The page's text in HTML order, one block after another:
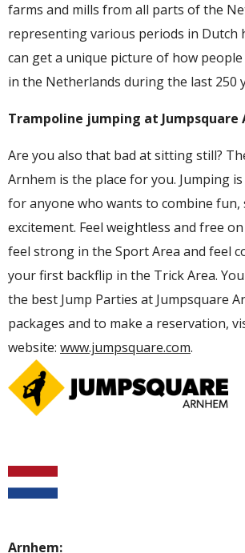
farms and mills from all parts of the
representing various periods in Dutch
can get a unique picture of how
in the Netherlands during the last 250
Trampoline jumping at Jumpsquare
Are you also that bad at sitting still?
Arnhem is the place for you. Jumping
for anyone who wants to combine fun,
excitement. Feel weightless and free
feel strong in the Sport Area and feel
your first backflip in the Trick Area.
the best Jump Parties at Jumpsquare
packages and to make a reservation,
website: www.jumpsquare.com.
Arnhem: